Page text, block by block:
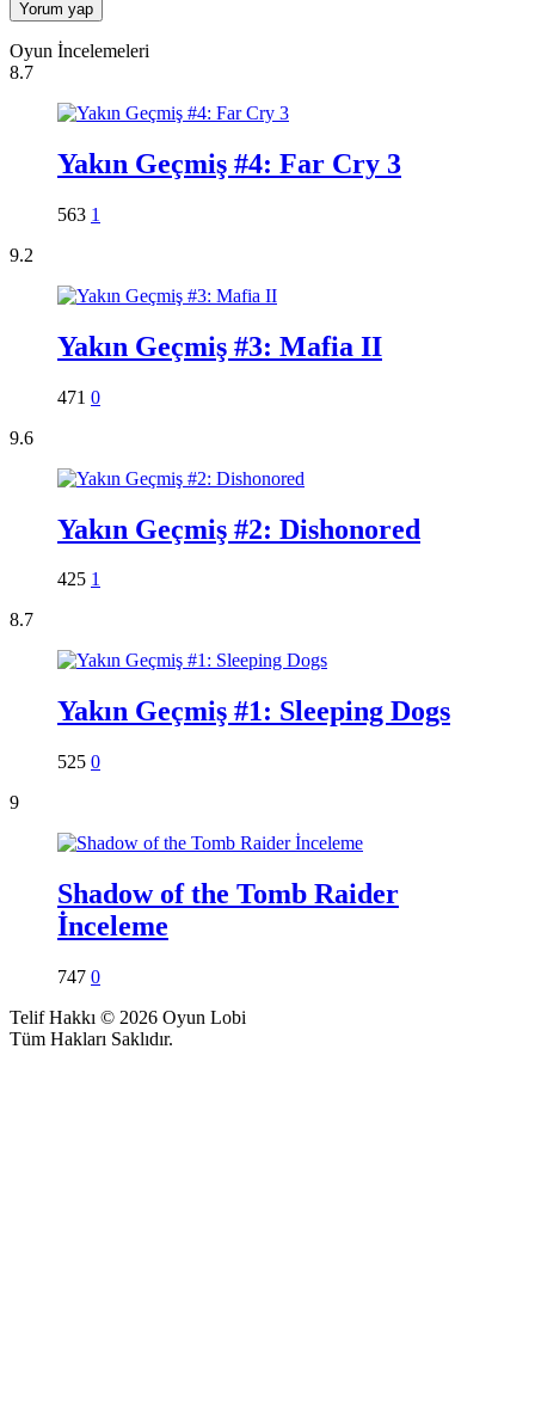
Oyun İncelemeleri
8.7
Yakın Geçmiş #4: Far Cry 3
563 1
9.2
Yakın Geçmiş #3: Mafia II
471 0
9.6
Yakın Geçmiş #2: Dishonored
425 1
8.7
Yakın Geçmiş #1: Sleeping Dogs
525 0
9
Shadow of the Tomb Raider
İnceleme
747 0
Telif Hakkı © 2026 Oyun Lobi
Tüm Hakları Saklıdır.